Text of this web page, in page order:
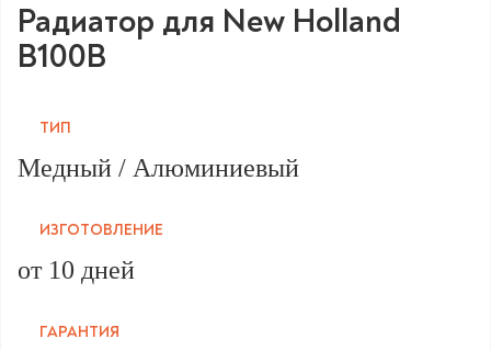
Радиатор для New Holland
B100B
ТИП
Медный / Алюминиевый
ИЗГОТОВЛЕНИЕ
от 10 дней
ГАРАНТИЯ